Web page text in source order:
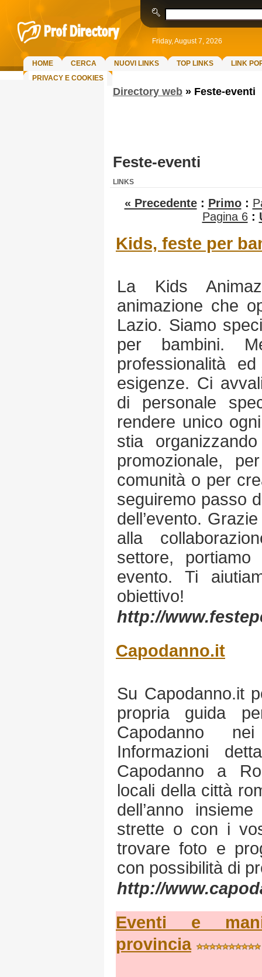
Friday, August 7, 2026
HOME CERCA NUOVI LINKS TOP LINKS
LINK
PRIVACY E COOKIES
Directory web » Feste-eventi
Feste-eventi
LINKS
« Precedente: Primo:
Pagina 6 :
Kids, feste per
La Kids
animazione che
Lazio. Siamo
per bambini.
professionalità
esigenze. Ci
di personale
rendere unico
stia
promozionale,
comunità o per
seguiremo passo
dell’evento.
alla
settore,
evento. Ti
obiettivo!
http://
Capodanno.it
Su Capodanno.it
propria guida
Capodanno
Informazioni
Capodanno a
locali della città
dell’anno
strette o con i
trovare foto e
con possibilità di
http://
Eventi e
provincia